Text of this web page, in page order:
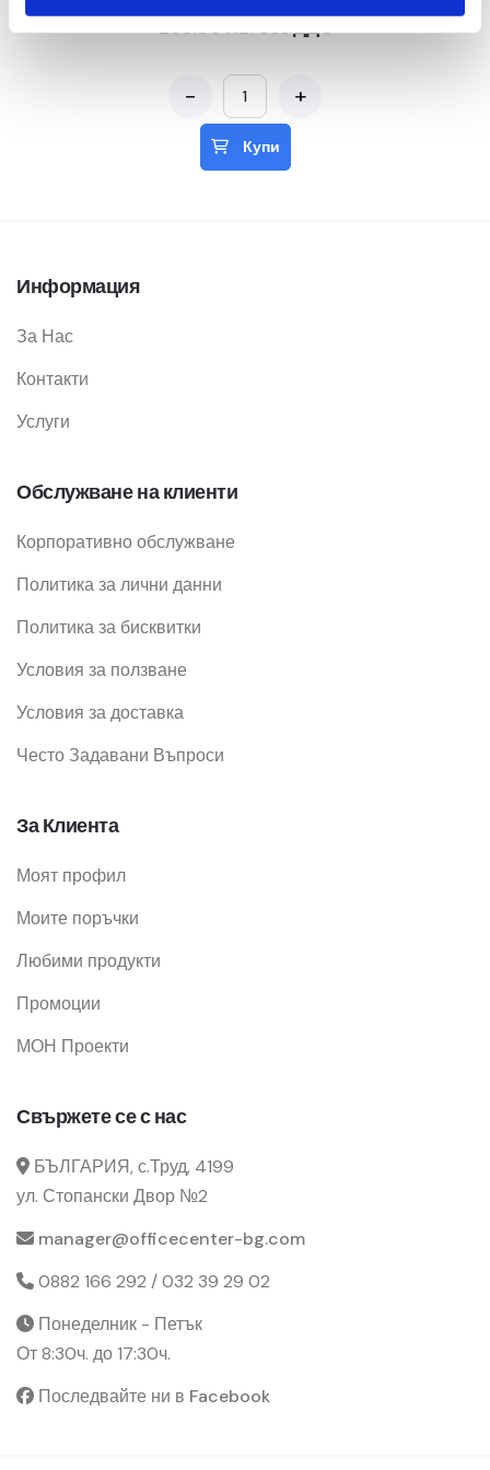
250.00 лв. без ДДС
- +
Купи
Информация
За Нас
Контакти
Услуги
Обслужване на клиенти
Корпоративно обслужване
Политика за лични данни
Политика за бисквитки
Условия за ползване
Условия за доставка
Често Задавани Въпроси
За Клиента
Моят профил
Моите поръчки
Любими продукти
Промоции
МОН Проекти
Свържете се с нас
БЪЛГАРИЯ, с.Труд, 4199
ул. Стопански Двор №2
manager@officecenter-bg.com
0882 166 292 / 032 39 29 02
Понеделник - Петък
От 8:30ч. до 17:30ч.
Последвайте ни в Facebook